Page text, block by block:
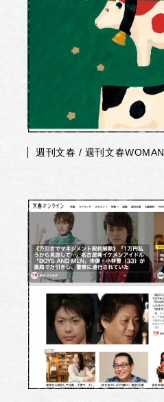
週刊文春 / 週刊文春WOMAN